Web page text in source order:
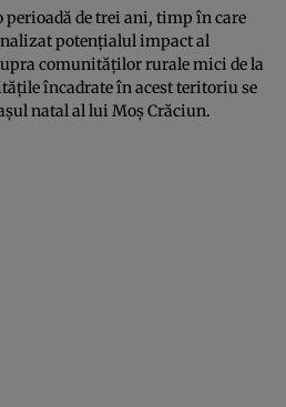
perioadă de trei ani, timp în care
potenţialul impact al
comunităţilor rurale mici de la
încadrate în acest teritoriu se
natal al lui Moş Crăciun.